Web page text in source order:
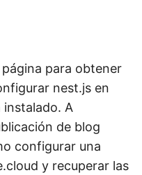
página para obtener
nest.js en
instalado. A
de blog
configurar una
y recuperar las